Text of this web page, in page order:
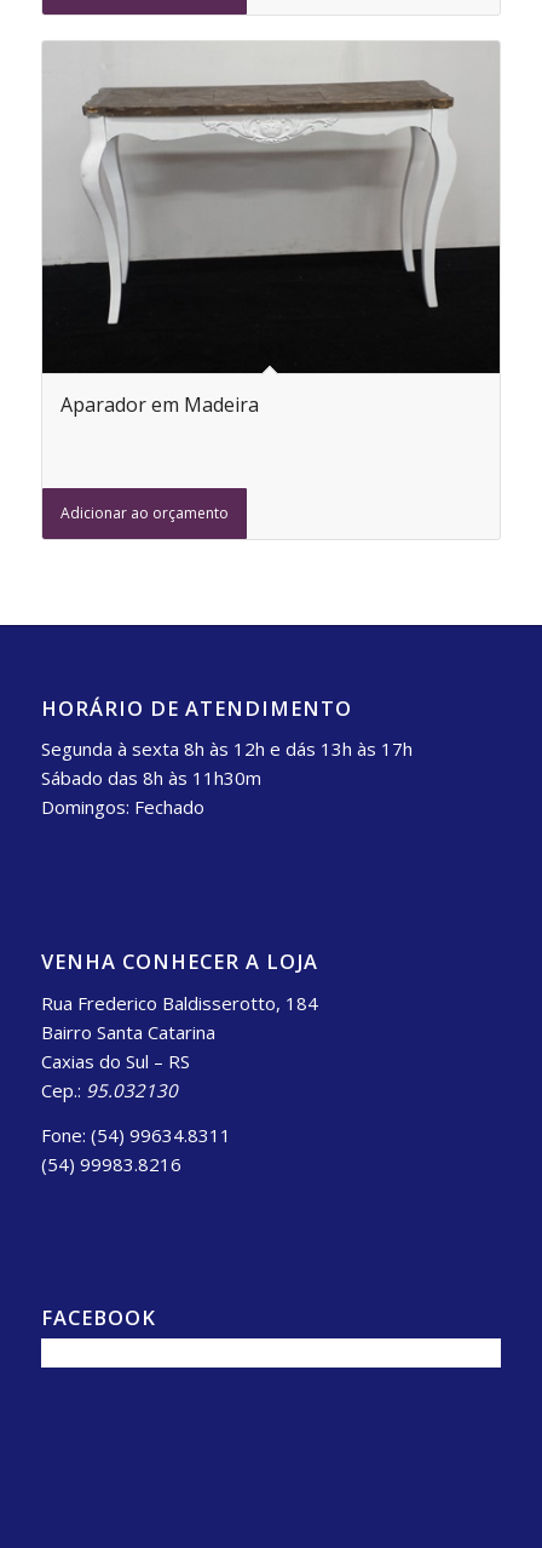
Aparador em Madeira
Adicionar ao orçamento
HORÁRIO DE ATENDIMENTO
Segunda à sexta 8h às 12h e dás 13h às 17h
Sábado das 8h às 11h30m
Domingos: Fechado
VENHA CONHECER A LOJA
Rua Frederico Baldisserotto, 184
Bairro Santa Catarina
Caxias do Sul – RS
Cep.: 95.032130
Fone: (54) 99634.8311
(54) 99983.8216
FACEBOOK